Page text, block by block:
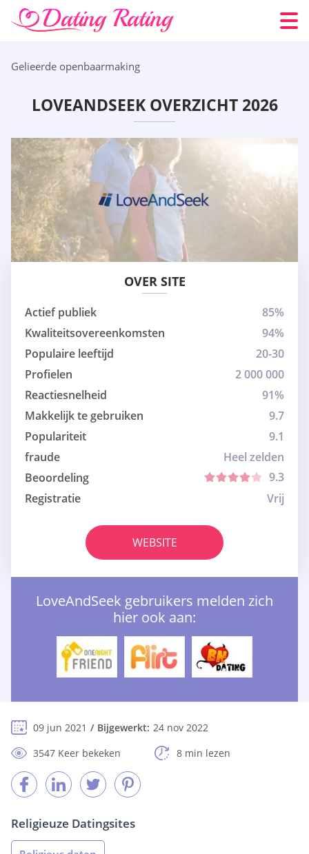
Gelieerde openbaarmaking
LOVEANDSEEK OVERZICHT 2026
OVER SITE
Actief publiek
85%
Kwaliteitsovereenkomsten
94%
Populaire leeftijd
20-30
Profielen
2 000 000
Reactiesnelheid
91%
Makkelijk te gebruiken
9.7
Populariteit
9.1
fraude
Heel zelden
Beoordeling
9.3
Registratie
Vrij
WEBSITE
LoveAndSeek gebruikers melden zich
hier ook aan:
09 jun 2021 Bijgewerkt: 24 nov 2022
3547 Keer bekeken
8 min lezen
Religieuze Datingsites